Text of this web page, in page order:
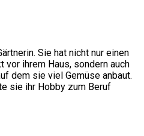
Sie hat nicht nur einen
vor ihrem Haus, sondern auch
dem sie viel Gemüse anbaut.
sie ihr Hobby zum Beruf